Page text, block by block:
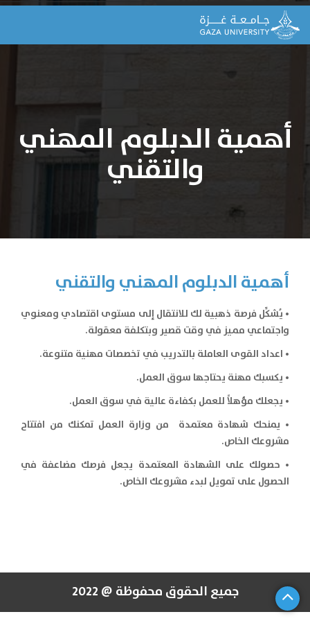
أهمية الدبلوم المهني
والتقني
أهمية الدبلوم المهني والتقني
• يُشكِّل فرصة ذهبية لك للانتقال إلى مستوى اقتصادي ومعنوي
واجتماعي مميز في وقت قصير وبتكلفة معقولة.
• اعداد القوى العاملة بالتدريب في تخصصات مهنية متنوعة.
• يكسبك مهنة يحتاجها سوق العمل.
• يجعلك مؤهلاً للعمل بكفاءة عالية في سوق العمل.
• يمنحك شهادة معتمدة من وزارة العمل تمكنك من افتتاح
مشروعك الخاص.
• حصولك على الشهادة المعتمدة يجعل فرصك مضاعفة في
الحصول على تمويل لبدء مشروعك الخاص.
جميع الحقوق محفوظة @ 2022